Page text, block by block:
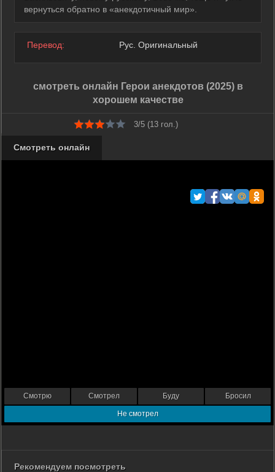
вернуться обратно в «анекдотичный мир».
Перевод: Рус. Оригинальный
смотреть онлайн Герои анекдотов (2025) в
хорошем качестве
3/5 (13гол.)
Смотреть онлайн
Смотрю Смотрел Буду Бросил
Не смотрел
Рекомендуем посмотреть